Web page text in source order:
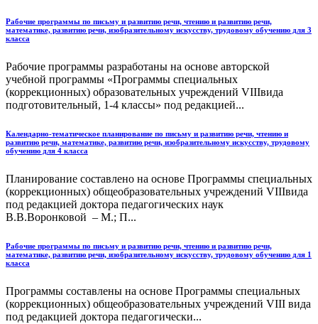
Рабочие программы по письму и развитию речи, чтению и развитию речи,
математике, развитию речи, изобразительному искусству, трудовому обучению для 3
класса
Рабочие программы разработаны на основе авторской
учебной программы «Программы специальных
(коррекционных) образовательных учреждений VIIIвида
подготовительный, 1-4 классы» под редакцией...
Календарно-тематическое планирование по письму и развитию речи, чтению и
развитию речи, математике, развитию речи, изобразительному искусству, трудовому
обучению для 4 класса
Планирование составлено на основе Программы специальных
(коррекционных) общеобразовательных учреждений VIIIвида
под редакцией доктора педагогических наук
В.В.Воронковой – М.; П...
Рабочие программы по письму и развитию речи, чтению и развитию речи,
математике, развитию речи, изобразительному искусству, трудовому обучению для 1
класса
Программы составлены на основе Программы специальных
(коррекционных) общеобразовательных учреждений VIII вида
под редакцией доктора педагогически...